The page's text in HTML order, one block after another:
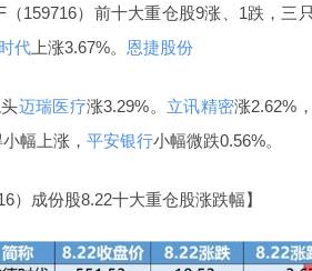
（159716）前十大重仓股9涨、1跌，三
代 上涨3.67%。 恩捷股份
迈瑞医疗涨3.29%。 立讯精密涨2.62%
幅上涨， 平安银行小幅微跌0.56%。
）成份股8.22十大重仓股涨跌幅】